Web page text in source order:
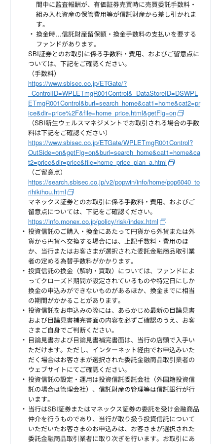
間中に監査報酬が、有価証券売買時に売買委託手数料・
組み入れ資産の保管費用等が信託財産から差し引かれま
す。
換金時…信託財産留保額・換金手数料の支払いを要する
ファンドがあります。
SBI証券とのお取引に係る手数料・費用、およびご留意点に
ついては、下記をご確認ください。
（手数料）
https://www.sbisec.co.jp/ETGate/?
_ControlID=WPLETmgR001Control&_DataStoreID=DSWPL
ETmgR001Control&burl=search_home&cat1=home&cat2=pr
ice&dir=price%2F&file=home_price.html&getFlg=on
（SBI新生ウェルスマネジメントでお取引される場合の手数
料は下記をご確認ください）
https://www.sbisec.co.jp/ETGate/WPLETmgR001Control?
OutSide=on&getFlg=on&burl=search_home&cat1=home&ca
t2=price&dir=price&file=home_price_plan_a.html
（ご留意点）
https://search.sbisec.co.jp/v2/popwin/info/home/pop6040_to
rihikihou.html
マネックス証券とのお取引に係る手数料・費用、およびご
留意点については、下記をご確認ください。
https://info.monex.co.jp/policy/risk/index.html
投資信託のご購入・換金にあたって円貨から外貨または外
貨から円貨へ交換する場合には、上記手数料・費用のほ
か、当行またはお客さまが選択された委託金融商品取引業
者の定める為替手数料がかかります。
投資信託の換金（解約・買取）については、ファンドによ
ってクローズド期間が設定されているものや特定日にしか
換金の申込みができないものがあるほか、換金までに相当
の期間がかかることがあります。
投資信託をお申込みの際には、あらかじめ最新の目論見書
および目論見書補完書面の内容を必ずご確認のうえ、お客
さまご自身でご判断ください。
目論見書および目論見書補完書面は、当行の店頭で入手い
ただけます。ただし、インターネット経由でお申込みいた
だく場合はお客さまが選択された委託金融商品取引業者の
ウェブサイトにてご確認ください。
投資信託の設定・運用は投資信託委託会社（外国籍投資信
託の場合は管理会社）、信託財産の管理等は信託銀行が行
います。
当行はSBI証券またはマネックス証券の委託を受け金融商品
仲介を行うものであり、当行が取り扱う投資信託について
いただいたお客さまのお申込みは、お客さまが選択された
委託金融商品取引業者に取り次ぎを行います。お取引にあ